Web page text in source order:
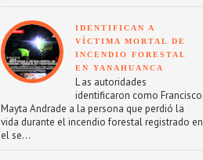
IDENTIFICAN A
VÍCTIMA MORTAL DE
INCENDIO FORESTAL
EN YANAHUANCA
L as autoridades
identificaron como Francisco
Mayta Andrade a la persona que perdió la
vida durante el incendio forestal registrado en
el se...